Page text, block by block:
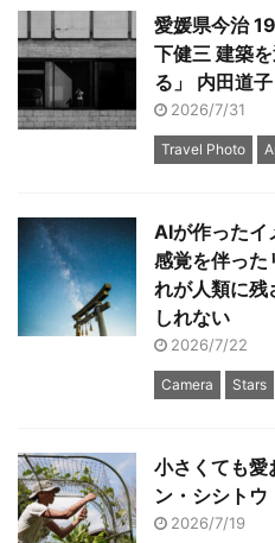
愛媛県今治
下健三 建築
る」 内田道
2026/7/31
Travel Photo
AIが作ったイ
感覚を伴った
れが人類に残
しれない
2026/7/22
Camera Stars
小さくても
ン・シシトウ
2026/7/19